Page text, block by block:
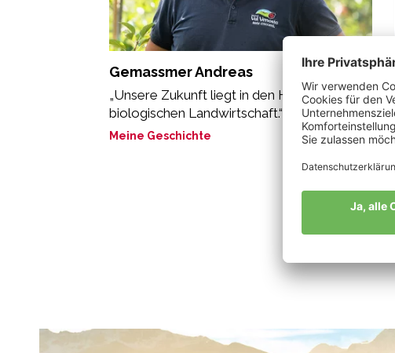
Gemassmer Andreas
„Unsere Zukunft liegt in den Händen der
biologischen Landwirtschaft.“
Meine Geschichte